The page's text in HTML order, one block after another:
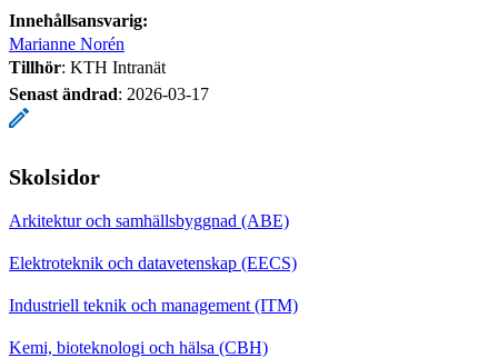
Innehållsansvarig:
Marianne Norén
Tillhör: KTH Intranät
Senast ändrad: 2026-03-17
Skolsidor
Arkitektur och samhällsbyggnad (ABE)
Elektroteknik och datavetenskap (EECS)
Industriell teknik och management (ITM)
Kemi, bioteknologi och hälsa (CBH)